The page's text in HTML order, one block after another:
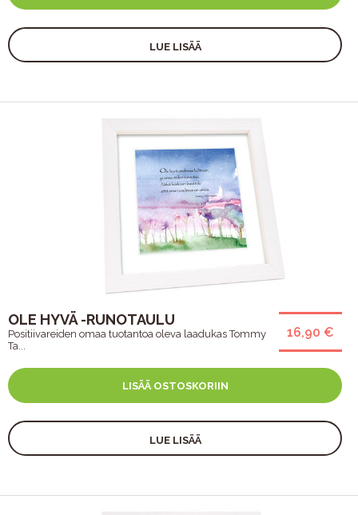
LUE LISÄÄ
16,90 €
OLE HYVÄ -RUNOTAULU
Positiivareiden omaa tuotantoa oleva laadukas Tommy
Ta...
LISÄÄ OSTOSKORIIN
LUE LISÄÄ